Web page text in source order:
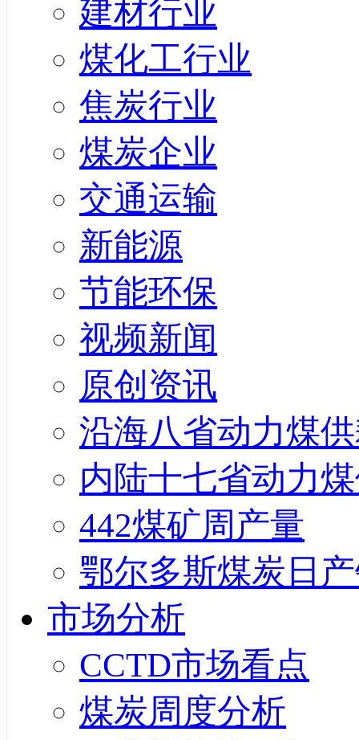
建材行业
煤化工行业
焦炭行业
煤炭企业
交通运输
新能源
节能环保
视频新闻
原创资讯
沿海八省动力煤
内陆十七省动力
442煤矿周产量
鄂尔多斯煤炭日
市场分析
CCTD市场看点
煤炭周度分析